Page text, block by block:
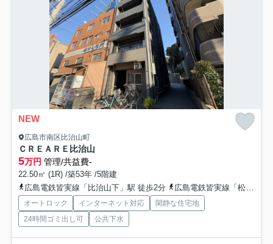
NEW
広島市南区比治山町
ＣＲＥＡＲＥ比治山
5万円 管理/共益費-
22.50㎡ (1R) /築53年 /5階建
広島電鉄皆実線「比治山下」駅 徒歩2分
広島電鉄皆実線「松川町」駅 徒歩6分
オートロック インターネット対応
閑静な住宅地
24時間ゴミ出し可
公共下水